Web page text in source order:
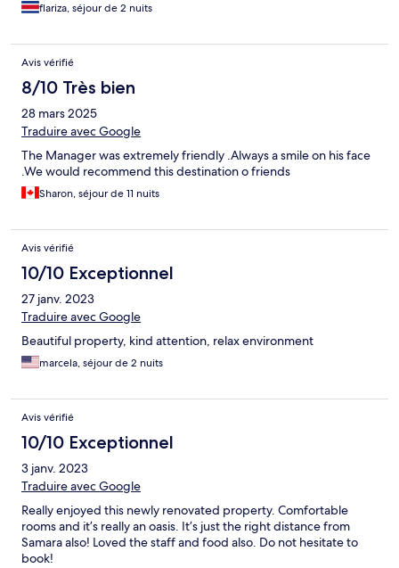
flariza, séjour de 2 nuits
Avis vérifié
8/10 Très bien
28 mars 2025
Traduire avec Google
The Manager was extremely friendly .Always a smile on his face
.We would recommend this destination o friends
Sharon, séjour de 11 nuits
Avis vérifié
10/10 Exceptionnel
27 janv. 2023
Traduire avec Google
Beautiful property, kind attention, relax environment
marcela, séjour de 2 nuits
Avis vérifié
10/10 Exceptionnel
3 janv. 2023
Traduire avec Google
Really enjoyed this newly renovated property. Comfortable
rooms and it’s really an oasis. It’s just the right distance from
Samara also! Loved the staff and food also. Do not hesitate to
book!